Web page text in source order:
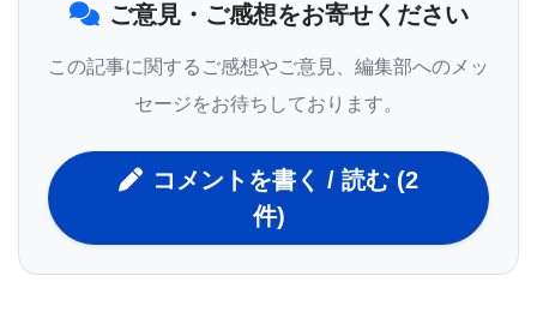
このミトコンドリア・ゲノムに関する研究の報告に
は、Amborella Genome ProjectによるAmborella
trichopoodaの核ゲノムに関する研究論文、他の研究
ノム・シーケンス、それに複数の研究論文をまとめ
て関連づけたパースペクティブも添えられている。
ご意見・ご感想をお寄せください
この記事に関するご感想やご意見、編集部へのメッ
セージをお待ちしております。
コメントを書く / 読む (2
件)